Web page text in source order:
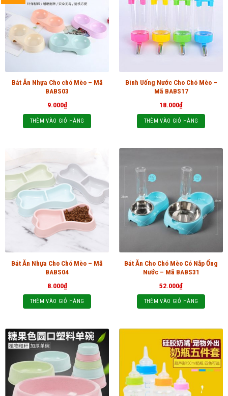
Bát Ăn Nhựa Cho chó Mèo – Mã
BABS03
9.000₫
THÊM VÀO GIỎ HÀNG
Bình Uống Nước Cho Chó Mèo –
Mã BABS17
18.000₫
THÊM VÀO GIỎ HÀNG
Bát Ăn Nhựa Cho Chó Mèo – Mã
BABS04
8.000₫
THÊM VÀO GIỎ HÀNG
Bát Ăn Cho Chó Mèo Có Nắp Ống
Nước – Mã BABS31
52.000₫
THÊM VÀO GIỎ HÀNG